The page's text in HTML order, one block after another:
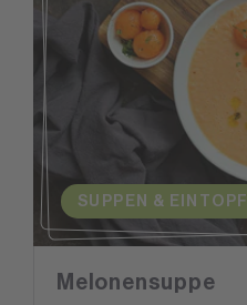
SUPPEN & EINTOPF
Melonensuppe